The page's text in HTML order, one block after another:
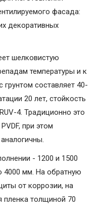
фасада:
декоративных
шелковистую
температуры и к
составляет 40-
20 лет, стойкость
4. Традиционно это
при этом
- 1200 и 1500
4000 мм. На обратную
от коррозии, на
пленка толщиной 70